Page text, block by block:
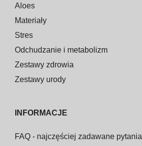
Aloes
Materiały
Stres
Odchudzanie i metabolizm
Zestawy zdrowia
Zestawy urody
INFORMACJE
FAQ - najczęściej zadawane pytania